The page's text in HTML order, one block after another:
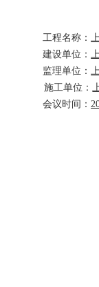
工程名称：
建设单位：
监理单位：
施工单位：
会议时间：